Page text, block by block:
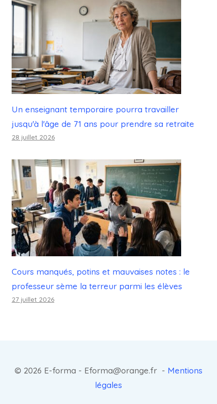
Un enseignant temporaire pourra travailler
jusqu'à l'âge de 71 ans pour prendre sa retraite
28 juillet 2026
Cours manqués, potins et mauvaises notes : le
professeur sème la terreur parmi les élèves
27 juillet 2026
© 2026 E-forma - Eforma@orange.fr - Mentions
légales